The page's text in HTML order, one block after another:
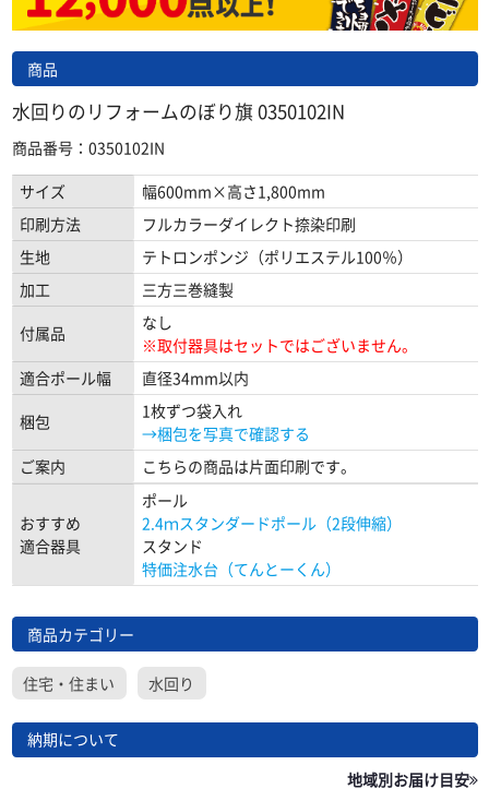
商品
水回りのリフォームのぼり旗 0350102IN
商品番号：0350102IN
サイズ
幅600mm×高さ1,800mm
印刷方法
フルカラーダイレクト捺染印刷
生地
テトロンポンジ（ポリエステル100％）
加工
三方三巻縫製
付属品
なし
※取付器具はセットではございません。
適合ポール幅
直径34mm以内
梱包
1枚ずつ袋入れ
→梱包を写真で確認する
ご案内
こちらの商品は片面印刷です。
おすすめ
適合器具
ポール
2.4ｍスタンダードポール（2段伸縮）
スタンド
特価注水台（てんとーくん）
商品カテゴリー
住宅・住まい 水回り
納期について
地域別お届け目安